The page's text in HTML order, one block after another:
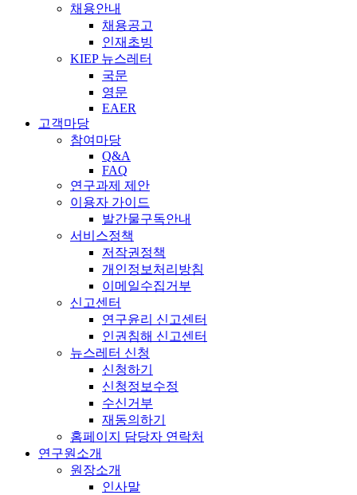
채용안내
채용공고
인재초빙
KIEP 뉴스레터
국문
영문
EAER
고객마당
참여마당
Q&A
FAQ
연구과제 제안
이용자 가이드
발간물구독안내
서비스정책
저작권정책
개인정보처리방침
이메일수집거부
신고센터
연구윤리 신고센터
인권침해 신고센터
뉴스레터 신청
신청하기
신청정보수정
수신거부
재동의하기
홈페이지 담당자 연락처
연구원소개
원장소개
인사말